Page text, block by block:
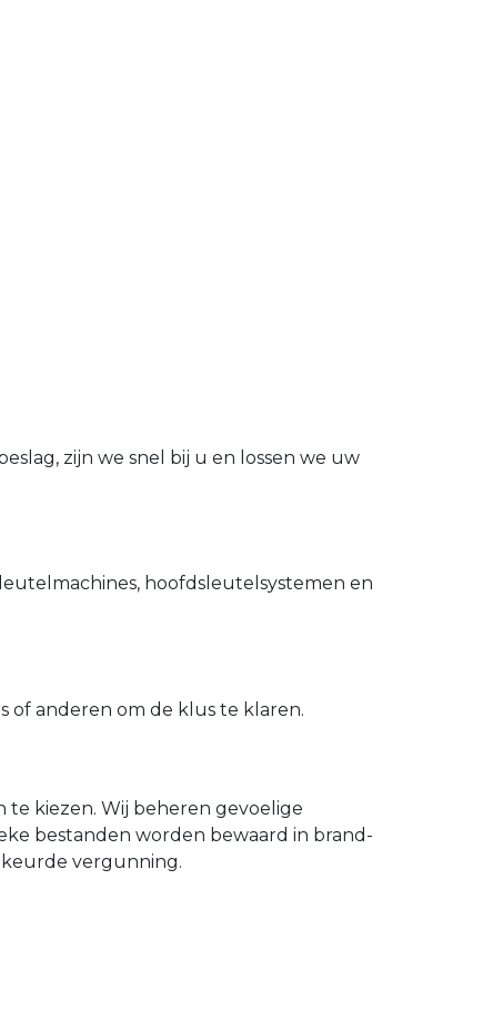
zijn we snel bij u en lossen we uw
hoofdsleutelsystemen en
of anderen om de klus te klaren.
kiezen. Wij beheren gevoelige
bestanden worden bewaard in brand-
vergunning.